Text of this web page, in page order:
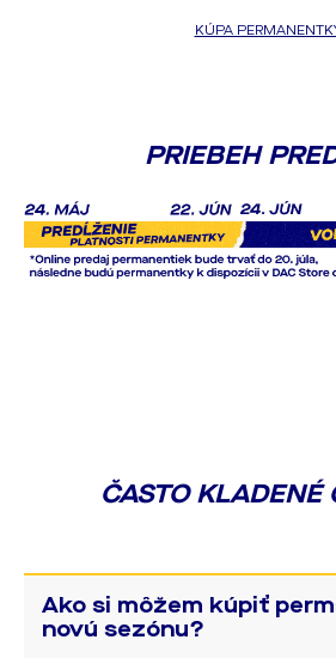
KÚPA
PRIEBEH
ČASTO KLADENÉ
Ako si môžem kúpiť
novú sezónu?